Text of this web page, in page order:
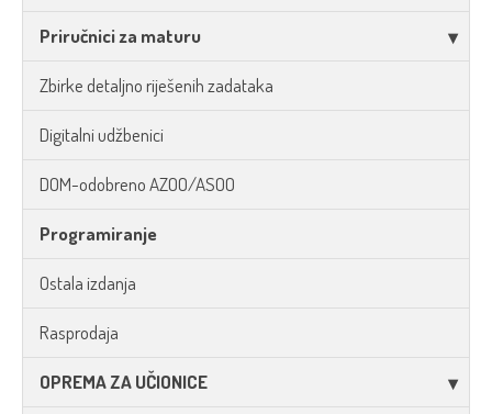
Priručnici za maturu
Zbirke detaljno riješenih zadataka
Digitalni udžbenici
DOM-odobreno AZOO/ASOO
Programiranje
Ostala izdanja
Rasprodaja
OPREMA ZA UČIONICE